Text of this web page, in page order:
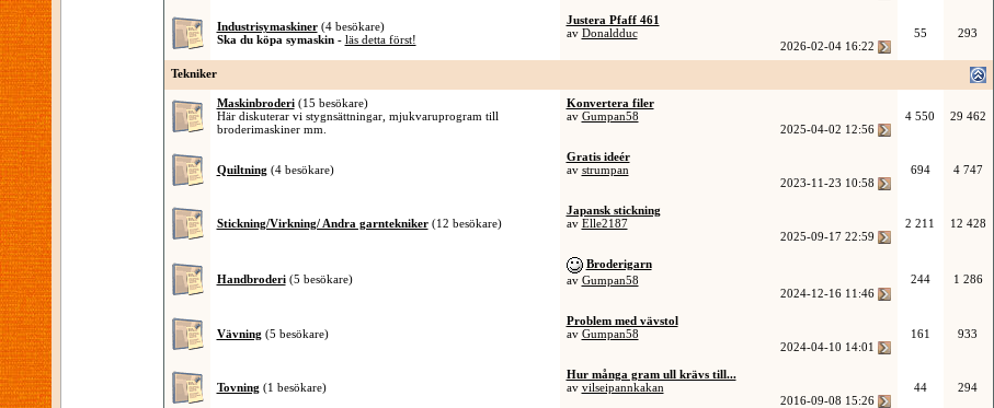
Industrisymaskiner (4 besökare)
Ska du köpa symaskin - läs detta först!
Justera Pfaff 461
av Donaldduc
2026-02-04 16:22
55 293
Tekniker
Maskinbroderi (15 besökare)
Här diskuterar vi stygnsättningar, mjukvaruprogram till
broderimaskiner mm.
Konvertera filer
av Gumpan58
2025-04-02 12:56
4 550 29 462
Quiltning (4 besökare)
Gratis ideér
av strumpan
2023-11-23 10:58
694 4 747
Stickning/Virkning/ Andra garntekniker (12 besökare)
Japansk stickning
av Elle2187
2025-09-17 22:59
2 211 12 428
Handbroderi (5 besökare)
Broderigarn
av Gumpan58
2024-12-16 11:46
244 1 286
Vävning (5 besökare)
Problem med vävstol
av Gumpan58
2024-04-10 14:01
161 933
Tovning (1 besökare)
Hur många gram ull krävs till...
av vilseipannkakan
2016-09-08 15:26
44 294